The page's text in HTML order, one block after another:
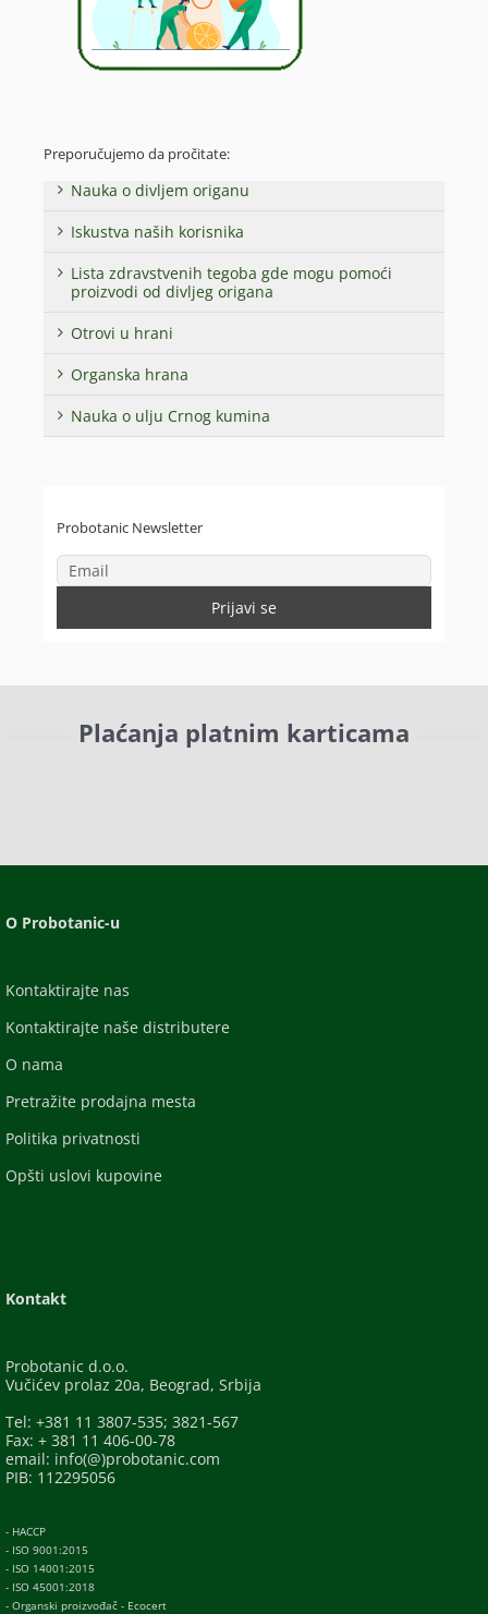
Preporučujemo da pročitate:
Nauka o divljem origanu
Iskustva naših korisnika
Lista zdravstvenih tegoba gde mogu pomoći
proizvodi od divljeg origana
Otrovi u hrani
Organska hrana
Nauka o ulju Crnog kumina
Probotanic Newsletter
Plaćanja platnim karticama
O Probotanic-u
Kontaktirajte nas
Kontaktirajte naše distributere
O nama
Pretražite prodajna mesta
Politika privatnosti
Opšti uslovi kupovine
Kontakt
Probotanic d.o.o.
Vučićev prolaz 20a, Beograd, Srbija
Tel: +381 11 3807-535; 3821-567
Fax: + 381 11 406-00-78
email: info(@)probotanic.com
PIB: 112295056
- HACCP
- ISO 9001:2015
- ISO 14001:2015
- ISO 45001:2018
- Organski proizvođač - Ecocert